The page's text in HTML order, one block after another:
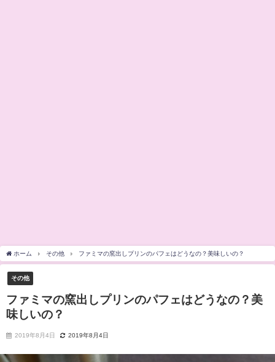
ホーム その他 ファミマの窯出しプリンのパフェはどうなの？美味しいの？
その他
ファミマの窯出しプリンのパフェはどうなの？美
味しいの？
2019年8月4日 2019年8月4日